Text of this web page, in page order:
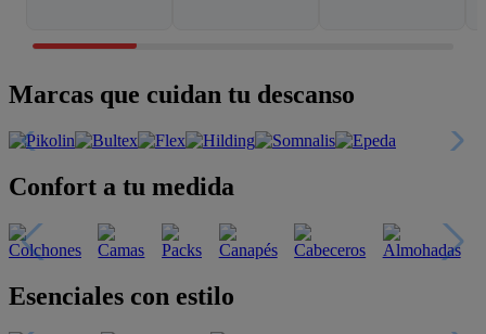
Marcas que cuidan tu descanso
Confort a tu medida
Esenciales con estilo